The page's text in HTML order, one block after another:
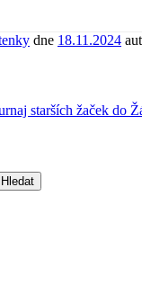
dne 18.11.2024
starších žaček do